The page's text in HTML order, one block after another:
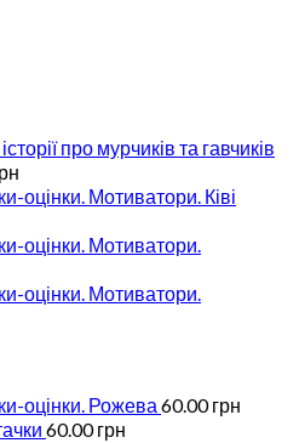
про мурчиків та гавчиків
оцінки. Мотиватори. Ківі
оцінки. Мотиватори.
оцінки. Мотиватори.
оцінки. Рожева 60.00грн
60.00грн